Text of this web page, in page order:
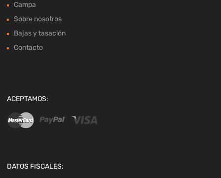
Campa
Sobre nosotros
Bajas y tasación
Contacto
ACEPTAMOS:
DATOS FISCALES: